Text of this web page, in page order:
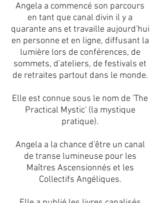
Angela a commencé son parcours
en tant que canal divin il y a
quarante ans et travaille aujourd'hui
en personne et en ligne, diffusant la
lumière lors de conférences, de
sommets, d'ateliers, de festivals et
de retraites partout dans le monde.
Elle est connue sous le nom de 'The
Practical Mystic' (la mystique
pratique).
Angela a la chance d'être un canal
de transe lumineuse pour les
Maîtres Ascensionnés et les
Collectifs Angéliques.